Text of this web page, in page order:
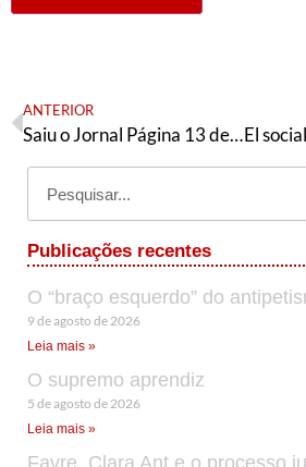
ANTERIOR
Saiu o Jornal Página 13 de agosto
Publicações recentes
O “braço esquerdo” do
9 de agosto de 2026
Leia mais »
O supremo aprendiz
5 de agosto de 2026
Leia mais »